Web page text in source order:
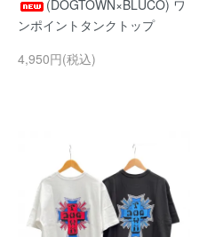
(DOGTOWN×BLUCO) ワ
ンポイントタンクトップ
4,950円(税込)